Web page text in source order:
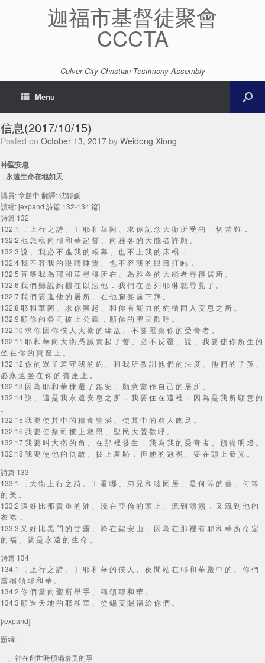
迦福市基督徒聚會
CCCTA
Culver City Christian Testimony Assembly
Menu
信息(2017/10/15)
Posted on October 13, 2017 by Weidong Xiong
神聖安息
─永遠生命在地如天
講員: 章勝中 翻譯: 沈靜媛
讀經: [expand 詩篇 132-134 篇]
詩篇 132
132:1 〔 上 行 之 詩 。 〕 耶 和 華 阿 、 求 你 記 念 大 衛 所 受 的 一 切 苦 難 ．
132:2 他 怎 樣 向 耶 和 華 起 誓 、 向 雅 各 的 大 能 者 許 願 、
132:3 說 、 我 必 不 進 我 的 帳 幕 、 也 不 上 我 的 床 榻 ．
132:4 我 不 容 我 的 眼 睛 睡 覺 、 也 不 容 我 的 眼 目 打 盹 ．
132:5 直 等 我 為 耶 和 華 尋 得 所 在 、 為 雅 各 的 大 能 者 尋 得 居 所 。
132:6 我 們 聽 說 約 櫃 在 以 法 他 ． 我 們 在 基 列 耶 琳 就 尋 見 了 。
132:7 我 們 要 進 他 的 居 所 、 在 他 腳 凳 前 下 拜 。
132:8 耶 和 華 阿 、 求 你 興 起 、 和 你 有 能 力 的 約 櫃 同 入 安 息 之 所 。
132:9 願 你 的 祭 司 披 上 公 義 ． 願 你 的 聖 民 歡 呼 。
132:10 求 你 因 你 僕 人 大 衛 的 緣 故 、 不 要 厭 棄 你 的 受 膏 者 。
132:11 耶 和 華 向 大 衛 憑 誠 實 起 了 誓 、 必 不 反 覆 、 說 、 我 要 使 你 所 生 的
坐 在 你 的 寶 座 上 。
132:12 你 的 眾 子 若 守 我 的 約 、 和 我 所 教 訓 他 們 的 法 度 、 他 們 的 子 孫 、
必 永 遠 坐 在 你 的 寶 座 上 。
132:13 因 為 耶 和 華 揀 選 了 錫 安 、 願 意 當 作 自 己 的 居 所 、
132:14 說 、 這 是 我 永 遠 安 息 之 所 ． 我 要 住 在 這 裡 ． 因 為 是 我 所 願 意 的
。
132:15 我 要 使 其 中 的 糧 食 豐 滿 、 使 其 中 的 窮 人 飽 足 。
132:16 我 要 使 祭 司 披 上 救 恩 、 聖 民 大 聲 歡 呼 。
132:17 我 要 叫 大 衛 的 角 、 在 那 裡 發 生 ． 我 為 我 的 受 膏 者 、 預 備 明 燈 。
132:18 我 要 使 他 的 仇 敵 、 披 上 羞 恥 ． 但 他 的 冠 冕 、 要 在 頭 上 發 光 。
詩篇 133
133:1 〔 大 衛 上 行 之 詩 。 〕 看 哪 、 弟 兄 和 睦 同 居 、 是 何 等 的 善 、 何 等
的 美 。
133:2 這 好 比 那 貴 重 的 油 、 澆 在 亞 倫 的 頭 上 、 流 到 鬍 鬚 ． 又 流 到 他 的
衣 襟 ．
133:3 又 好 比 黑 門 的 甘 露 、 降 在 錫 安 山 ． 因 為 在 那 裡 有 耶 和 華 所 命 定
的 福 、 就 是 永 遠 的 生 命 。
詩篇 134
134:1 〔 上 行 之 詩 。 〕 耶 和 華 的 僕 人 、 夜 間 站 在 耶 和 華 殿 中 的 、 你 們
當 稱 頌 耶 和 華 。
134:2 你 們 當 向 聖 所 舉 手 、 稱 頌 耶 和 華 。
134:3 願 造 天 地 的 耶 和 華 、 從 錫 安 賜 福 給 你 們 。
[/expand]
題綱：
一、神在創世時預備最美的事